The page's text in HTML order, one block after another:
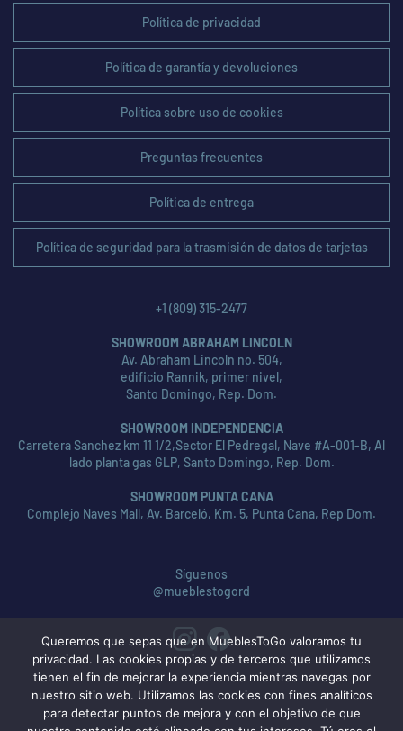
Política de privacidad
Política de garantía y devoluciones
Política sobre uso de cookies
Preguntas frecuentes
Política de entrega
Política de seguridad para la trasmisión de datos de tarjetas
+1 (809) 315-2477
SHOWROOM ABRAHAM LINCOLN
Av. Abraham Lincoln no. 504,
edificio Rannik, primer nivel,
Santo Domingo, Rep. Dom.
SHOWROOM INDEPENDENCIA
Carretera Sanchez km 11 1/2,Sector El Pedregal, Nave #A-001-B, Al
lado planta gas GLP, Santo Domingo, Rep. Dom.
SHOWROOM PUNTA CANA
Complejo Naves Mall, Av. Barceló, Km. 5, Punta Cana, Rep Dom.
Síguenos
@mueblestogord
Queremos que sepas que en MueblesToGo valoramos tu
privacidad. Las cookies propias y de terceros que utilizamos
tienen el fin de mejorar la experiencia mientras navegas por
nuestro sitio web. Utilizamos las cookies con fines analíticos
para detectar puntos de mejora y con el objetivo de que